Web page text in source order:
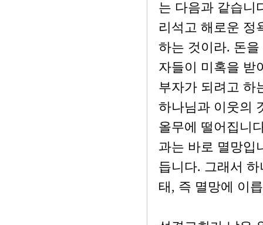
는 다음과 같습니
리석고 해로운 정
하는 것이라. 돈
자들이 미혹을 받
부자가 되려고 하
하나님과 이웃의
올무에 떨어집니
과는 바로 멸망입
듭니다. 그래서
태, 즉 멸망에 이